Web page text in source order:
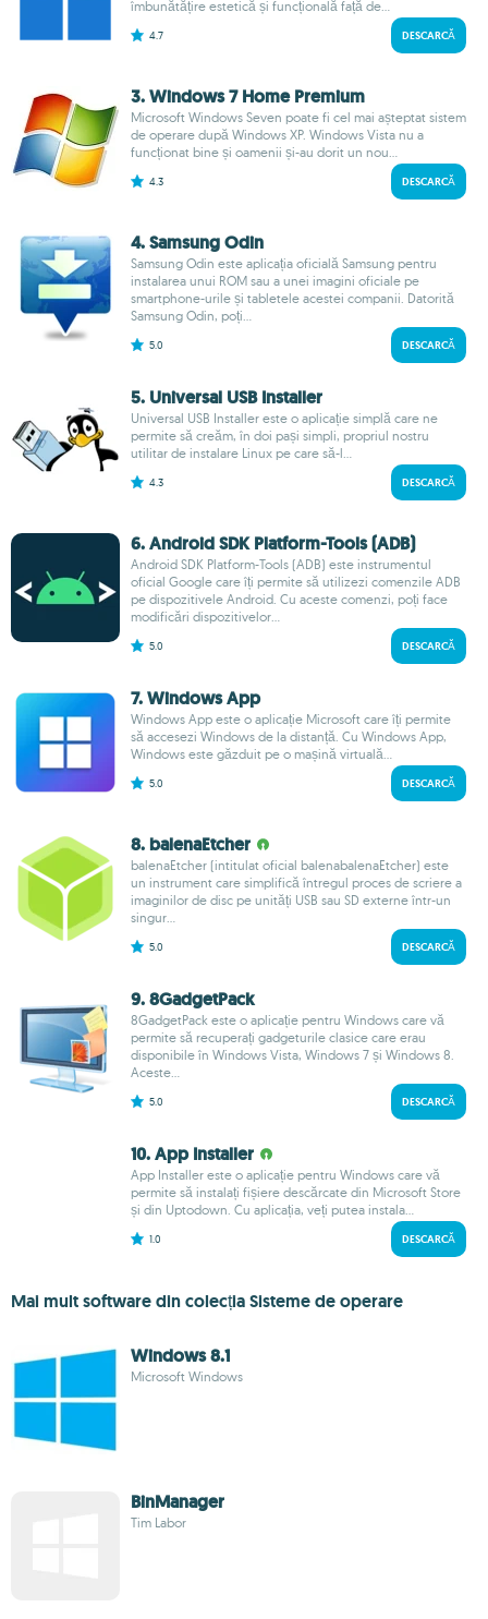
îmbunătățire estetică și funcțională față de...
4.7 DESCARCĂ
3. Windows 7 Home Premium
Microsoft Windows Seven poate fi cel mai așteptat sistem
de operare după Windows XP. Windows Vista nu a
funcționat bine și oamenii și-au dorit un nou...
4.3 DESCARCĂ
4. Samsung Odin
Samsung Odin este aplicația oficială Samsung pentru
instalarea unui ROM sau a unei imagini oficiale pe
smartphone-urile și tabletele acestei companii. Datorită
Samsung Odin, poți...
5.0 DESCARCĂ
5. Universal USB Installer
Universal USB Installer este o aplicație simplă care ne
permite să creăm, în doi pași simpli, propriul nostru
utilitar de instalare Linux pe care să-l...
4.3 DESCARCĂ
6. Android SDK Platform-Tools (ADB)
Android SDK Platform-Tools (ADB) este instrumentul
oficial Google care îți permite să utilizezi comenzile ADB
pe dispozitivele Android. Cu aceste comenzi, poți face
modificări dispozitivelor...
5.0 DESCARCĂ
7. Windows App
Windows App este o aplicație Microsoft care îți permite
să accesezi Windows de la distanță. Cu Windows App,
Windows este găzduit pe o mașină virtuală...
5.0 DESCARCĂ
8. balenaEtcher
balenaEtcher (intitulat oficial balenabalenaEtcher) este
un instrument care simplifică întregul proces de scriere a
imaginilor de disc pe unități USB sau SD externe într-un
singur...
5.0 DESCARCĂ
9. 8GadgetPack
8GadgetPack este o aplicație pentru Windows care vă
permite să recuperați gadgeturile clasice care erau
disponibile în Windows Vista, Windows 7 și Windows 8.
Aceste...
5.0 DESCARCĂ
10. App Installer
App Installer este o aplicație pentru Windows care vă
permite să instalați fișiere descărcate din Microsoft Store
și din Uptodown. Cu aplicația, veți putea instala...
1.0 DESCARCĂ
Mai mult software din colecția Sisteme de operare
Windows 8.1
Microsoft Windows
BinManager
Tim Labor